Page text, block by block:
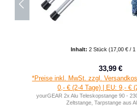
Inhalt: 2 Stück (17,00 € / 1
33,99 €
*Preise inkl. MwSt. zzgl.
0,- € (2-4 Tage) | EU: 9,- €
yourGEAR 2x Alu Teleskopstange 90 -
Zeltstange, Tarpstange aus